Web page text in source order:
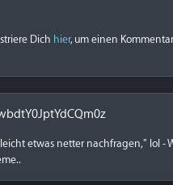
Dich hier, um einen
etwas netter nachfragen," lol